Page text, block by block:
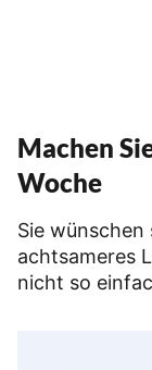
Machen
Woche
Sie wünschen
achtsameres
nicht so